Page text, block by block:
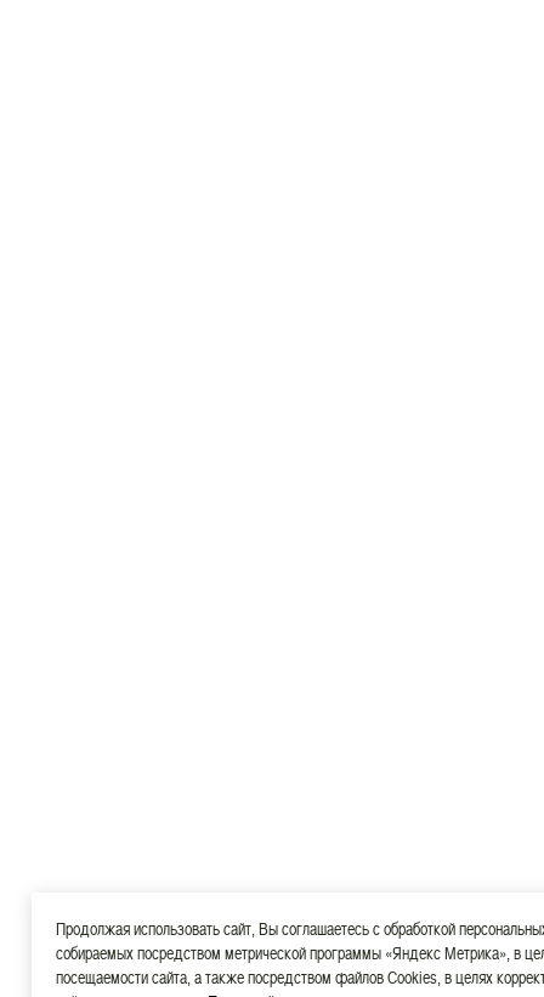
Продолжая использовать сайт, Вы соглашаетесь с обработкой
собираемых посредством метрической программы «Яндекс Метрика», в
посещаемости сайта, а также посредством файлов Cookies, в целях